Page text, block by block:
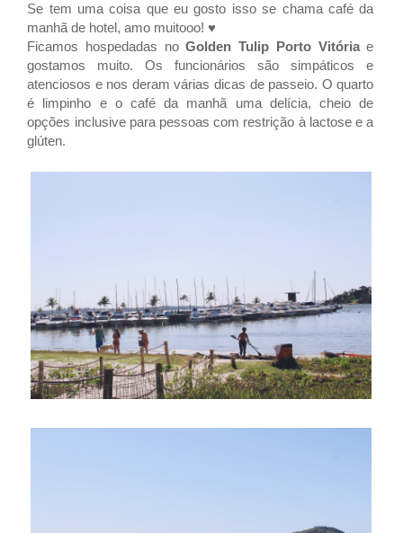
Se tem uma coisa que eu gosto isso se chama café da
manhã de hotel, amo muitooo! ♥
Ficamos hospedadas noGolden Tulip Porto Vitóriae
gostamos muito. Os funcionários são simpáticos e
atenciosos e nos deram várias dicas de passeio. O quarto
é limpinho e o café da manhã uma delícia, cheio de
opções inclusive para pessoas com restrição à lactose e a
glúten.